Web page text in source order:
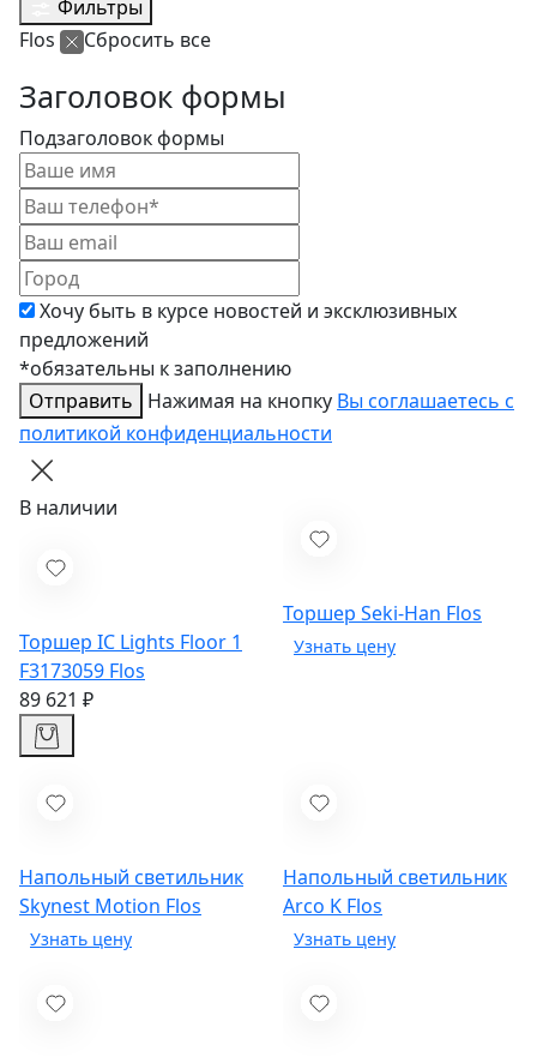
Фильтры
Flos
Сбросить все
Заголовок формы
Подзаголовок формы
Хочу быть в курсе новостей и эксклюзивных
предложений
*обязательны к заполнению
Отправить
Нажимая на кнопку Вы соглашаетесь с
политикой конфиденциальности
В наличии
Торшер IC Lights Floor 1
F3173059 Flos
89 621 ₽
Торшер Seki-Han Flos
Напольный светильник
Skynest Motion Flos
Напольный светильник
Arco K Flos